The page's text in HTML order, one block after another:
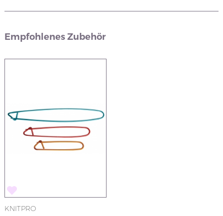
Empfohlenes Zubehör
KNITPRO